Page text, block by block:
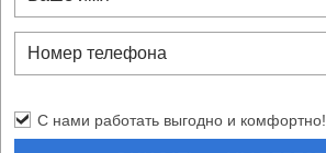
С нами работать выгодно и комфортно!